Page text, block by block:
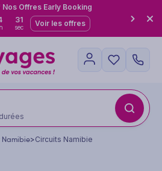
Nos Offres Early Booking
29
sec Voir les offres
Namibie>Circuits Namibie